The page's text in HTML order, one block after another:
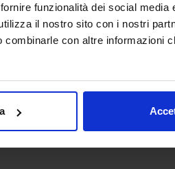
funzionalità dei social media
il nostro sito con i nostri
con altre informazioni